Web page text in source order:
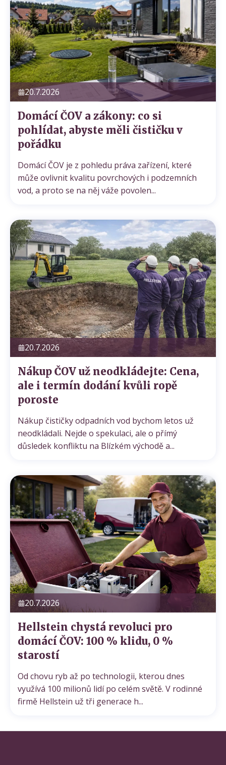
20.7.2026
Domácí ČOV a zákony: co si
pohlídat, abyste měli čističku v
pořádku
Domácí ČOV je z pohledu práva zařízení, které
může ovlivnit kvalitu povrchových i podzemních
vod, a proto se na něj váže povolen...
20.7.2026
Nákup ČOV už neodkládejte: Cena,
ale i termín dodání kvůli ropě
poroste
Nákup čističky odpadních vod bychom letos už
neodkládali. Nejde o spekulaci, ale o přímý
důsledek konfliktu na Blízkém východě a...
20.7.2026
Hellstein chystá revoluci pro
domácí ČOV: 100 % klidu, 0 %
starostí
Od chovu ryb až po technologii, kterou dnes
využívá 100 milionů lidí po celém světě. V rodinné
firmě Hellstein už tři generace h...
Cenová nabídka Domácí čističky
Powered by chaterimo